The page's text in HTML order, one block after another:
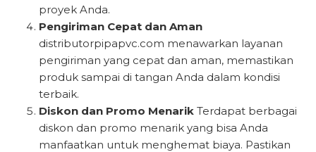
proyek Anda.
Pengiriman Cepat dan Aman
distributorpipapvc.com menawarkan layanan
pengiriman yang cepat dan aman, memastikan
produk sampai di tangan Anda dalam kondisi
terbaik.
Diskon dan Promo Menarik Terdapat berbagai
diskon dan promo menarik yang bisa Anda
manfaatkan untuk menghemat biaya. Pastikan